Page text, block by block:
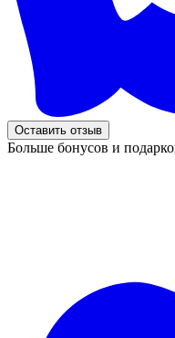
Оставить отзыв
Больше бонусов и